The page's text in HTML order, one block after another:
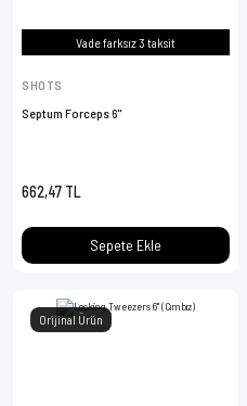
Vade farksız 3 taksit
SHOTS
Septum Forceps 6''
662,47 TL
Sepete Ekle
Orijinal Ürün